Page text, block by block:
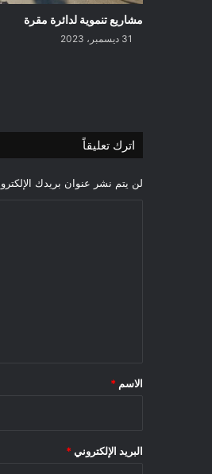
مشاريع تنموية لدائرة مقرة
31 ديسمبر، 2023
اترك تعليقاً
لن يتم نشر عنوان بريدك
*
الاسم *
البريد الإلكتروني *